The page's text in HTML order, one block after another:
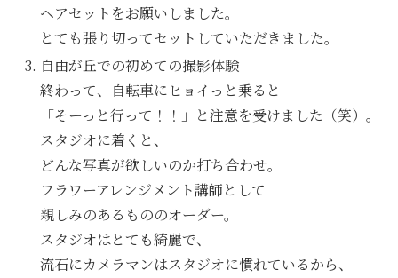
ヘアセットをお願いしました。
とても張り切ってセットしていただきました。
自由が丘での初めての撮影体験
終わって、自転車にヒョイっと乗ると
「そーっと行って！！」と注意を受けました（笑）。
スタジオに着くと、
どんな写真が欲しいのか打ち合わせ。
フラワーアレンジメント講師として
親しみのあるもののオーダー。
スタジオはとても綺麗で、
流石にカメラマンはスタジオに慣れているから、